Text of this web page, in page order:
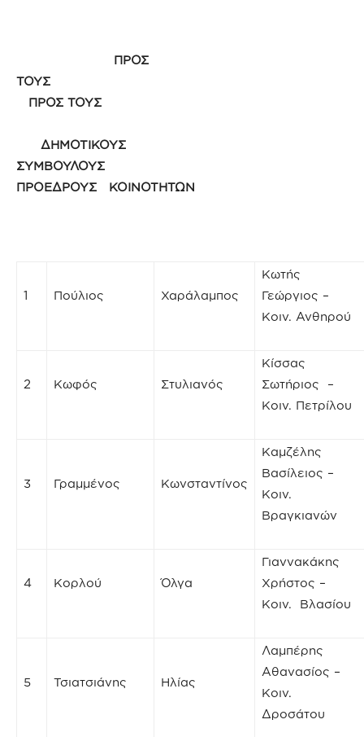
ΠΡΟΣ
ΤΟΥΣ
ΠΡΟΣ ΤΟΥΣ
ΔΗΜΟΤΙΚΟΥΣ
ΣΥΜΒΟΥΛΟΥΣ
ΠΡΟΕΔΡΟΥΣ ΚΟΙΝΟΤΗΤΩΝ
1 Πούλιος Χαράλαμπος
Κωτής
Γεώργιος –
Κοιν. Ανθηρού
2 Κωφός Στυλιανός
Κίσσας
Σωτήριος –
Κοιν. Πετρίλου
3 Γραμμένος Κωνσταντίνος
Καμζέλης
Βασίλειος –
Κοιν.
Βραγκιανών
4 Κορλού Όλγα
Γιαννακάκης
Χρήστος –
Κοιν. Βλασίου
5 Τσιατσιάνης Ηλίας
Λαμπέρης
Αθανασίος –
Κοιν.
Δροσάτου